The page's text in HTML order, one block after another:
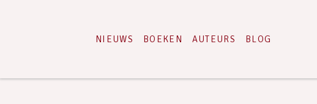
NIEUWS BOEKEN AUTEURS BLOG